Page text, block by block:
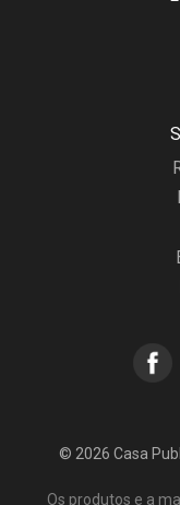
© 2026 Casa
Os produtos e a